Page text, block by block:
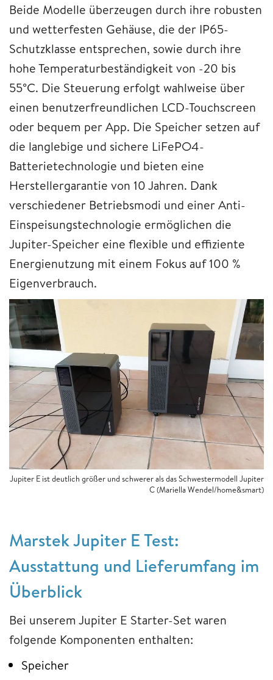
Beide Modelle überzeugen durch ihre robusten
und wetterfesten Gehäuse, die der IP65-
Schutzklasse entsprechen, sowie durch ihre
hohe Temperaturbeständigkeit von -20 bis
55°C. Die Steuerung erfolgt wahlweise über
einen benutzerfreundlichen LCD-Touchscreen
oder bequem per App. Die Speicher setzen auf
die langlebige und sichere LiFePO4-
Batterietechnologie und bieten eine
Herstellergarantie von 10 Jahren. Dank
verschiedener Betriebsmodi und einer Anti-
Einspeisungstechnologie ermöglichen die
Jupiter-Speicher eine flexible und effiziente
Energienutzung mit einem Fokus auf 100 %
Eigenverbrauch.
Jupiter E ist deutlich größer und schwerer als das Schwestermodell Jupiter
C (Mariella Wendel/home&smart)
Marstek Jupiter E Test:
Ausstattung und Lieferumfang im
Überblick
Bei unserem Jupiter E Starter-Set waren
folgende Komponenten enthalten:
Speicher